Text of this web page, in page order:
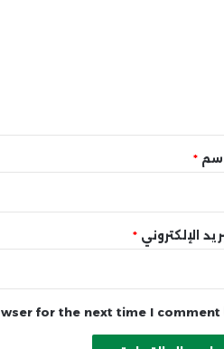
*
الإلكتروني *
for the next time I comment.